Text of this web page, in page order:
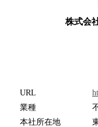
株式会
URL
業種
本社所在地